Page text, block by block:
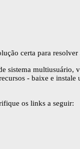
certa para
sistema multiusuário,
- baixe e
os links a seguir: